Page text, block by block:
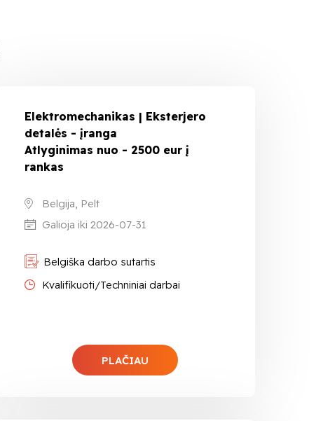
Elektromechanikas | Eksterjero
detalės - įranga
Atlyginimas nuo - 2500 eur į
rankas
Belgija, Pelt
Galioja iki 2026-07-31
Belgiška darbo sutartis
Kvalifikuoti/Techniniai darbai
PLAČIAU